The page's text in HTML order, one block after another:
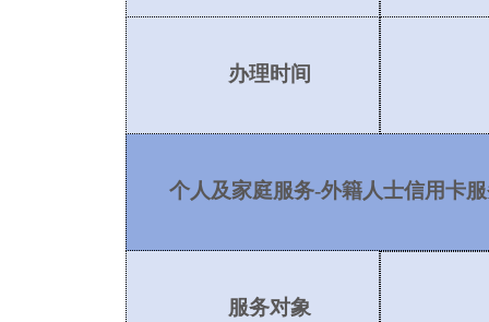
办理时间
个人及家庭服务-外籍人士信用卡
服务对象